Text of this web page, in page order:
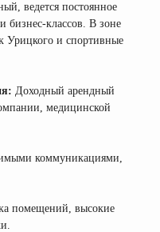
ведется постоянное
бизнес-классов. В зоне
Урицкого и спортивные
Доходный арендный
медицинской
коммуникациями,
помещений, высокие